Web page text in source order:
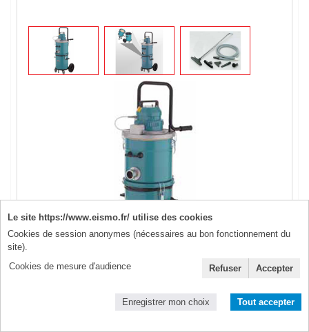
particulièrement adapté pour le nettoyage régulier d'un
Permet uniquement l'aspiration de poussière et matières
Le site https://www.eismo.fr/ utilise des cookies
Cookies de session anonymes (nécessaires au bon fonctionnement du
site).
Cookies de mesure d'audience
Refuser Accepter
Enregistrer mon choix Tout accepter